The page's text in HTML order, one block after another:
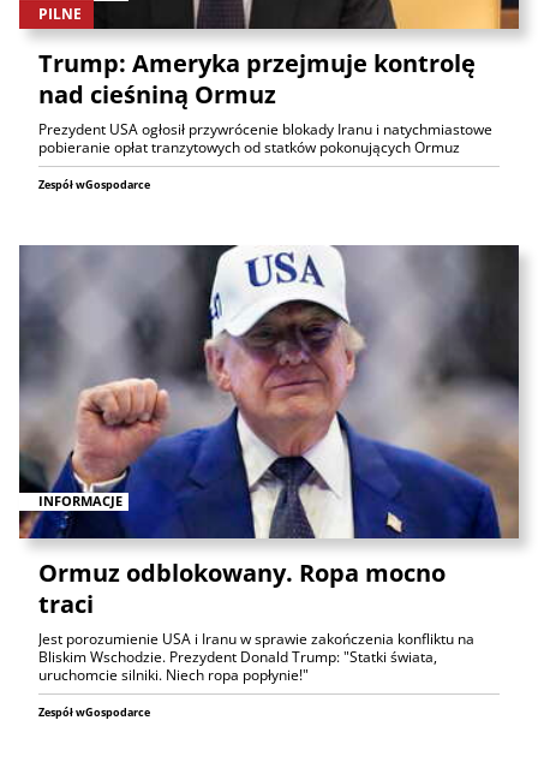
PILNE
Trump: Ameryka przejmuje kontrolę
nad cieśniną Ormuz
Prezydent USA ogłosił przywrócenie blokady Iranu i natychmiastowe
pobieranie opłat tranzytowych od statków pokonujących Ormuz
Zespół wGospodarce
INFORMACJE
Ormuz odblokowany. Ropa mocno
traci
Jest porozumienie USA i Iranu w sprawie zakończenia konfliktu na
Bliskim Wschodzie. Prezydent Donald Trump: "Statki świata,
uruchomcie silniki. Niech ropa popłynie!"
Zespół wGospodarce